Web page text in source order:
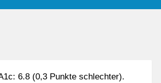
6.8 (0,3 Punkte schlechter).